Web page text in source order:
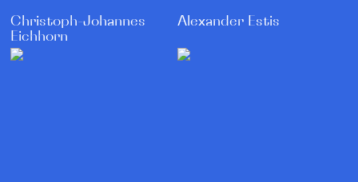
Christoph-Johannes
Eichhorn
Alexander Estis